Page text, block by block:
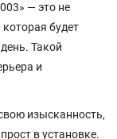
— это не
будет
Такой
и
изысканность,
в установке.